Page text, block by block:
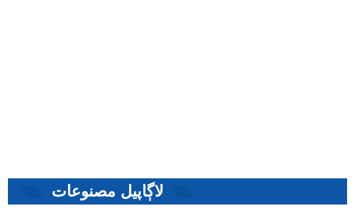
لاڳاپيل مصنوعات